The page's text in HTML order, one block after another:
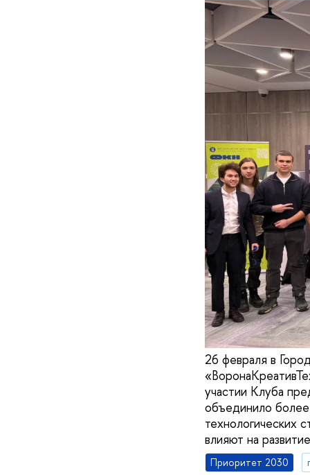
26 февраля в
участии Клуба
объединило
технологических
влияют на
Приоритет 2030